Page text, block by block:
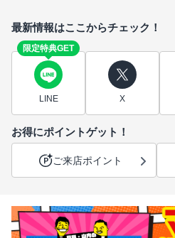
最新情報はここからチェック！
限定特典GET
LINE X
お得にポイントゲット！
ご来店ポイント